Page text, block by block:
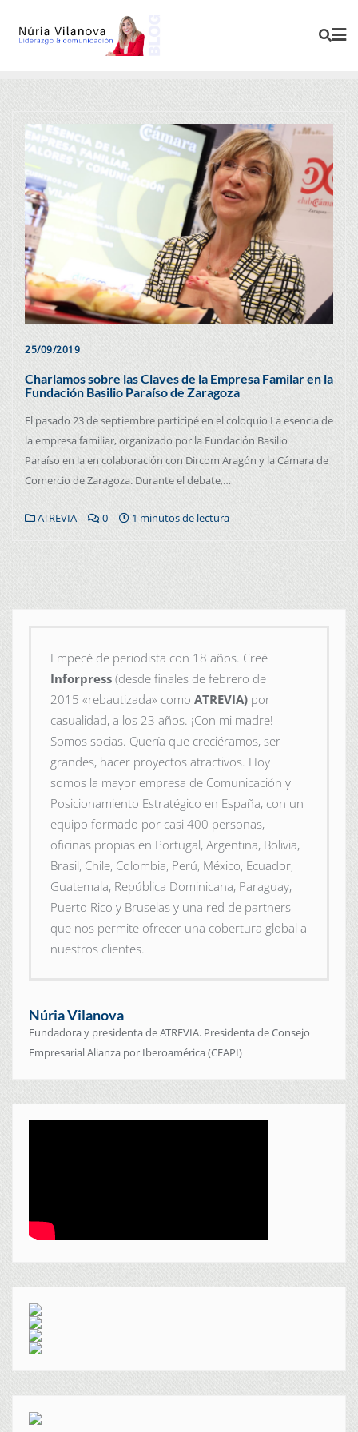
25/09/2019
Charlamos sobre las Claves de la Empresa Familar en la
Fundación Basilio Paraíso de Zaragoza
El pasado 23 de septiembre participé en el coloquio La esencia de
la empresa familiar, organizado por la Fundación Basilio
Paraíso en la en colaboración con Dircom Aragón y la Cámara de
Comercio de Zaragoza. Durante el debate,…
ATREVIA 0 1 minutos de lectura
Empecé de periodista con 18 años. Creé
Inforpress (desde finales de febrero de
2015 «rebautizada» como ATREVIA) por
casualidad, a los 23 años. ¡Con mi madre!
Somos socias. Quería que creciéramos, ser
grandes, hacer proyectos atractivos. Hoy
somos la mayor empresa de Comunicación y
Posicionamiento Estratégico en España, con un
equipo formado por casi 400 personas,
oficinas propias en Portugal, Argentina, Bolivia,
Brasil, Chile, Colombia, Perú, México, Ecuador,
Guatemala, República Dominicana, Paraguay,
Puerto Rico y Bruselas y una red de partners
que nos permite ofrecer una cobertura global a
nuestros clientes.
Núria Vilanova
Fundadora y presidenta de ATREVIA. Presidenta de Consejo
Empresarial Alianza por Iberoamérica (CEAPI)